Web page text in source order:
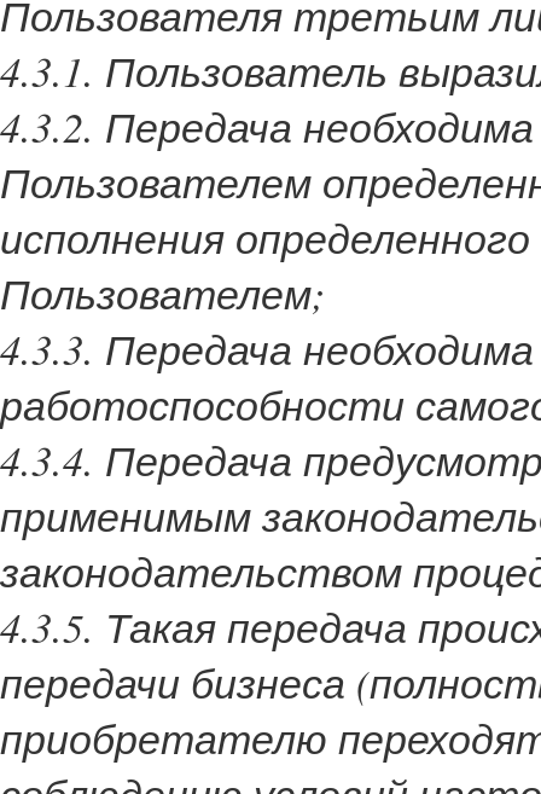
Пользователя третьим
4.3.1. Пользователь
4.3.2. Передача
Пользователем
исполнения
Пользователем;
4.3.3. Передача
работоспособности
4.3.4. Передача
применимым
законодательством
4.3.5. Такая передача
передачи бизнеса
приобретателю